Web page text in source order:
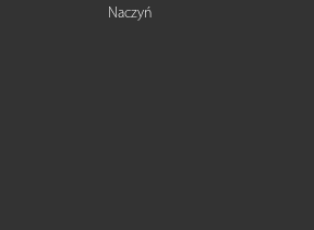
Naczyń